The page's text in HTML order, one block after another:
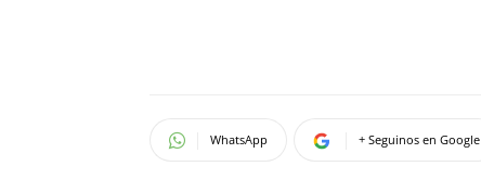
WhatsApp + Seguinos en Google